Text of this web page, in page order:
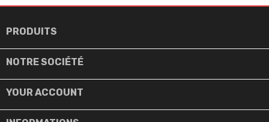
PRODUITS
NOTRE SOCIÉTÉ
YOUR ACCOUNT